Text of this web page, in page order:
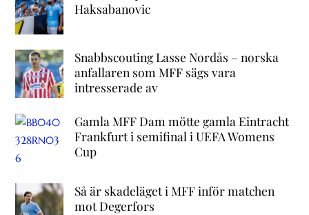
Haksabanovic
Snabbscouting Lasse Nordås – norska
anfallaren som MFF sägs vara
intresserade av
Gamla MFF Dam mötte gamla Eintracht
Frankfurt i semifinal i UEFA Womens
Cup
Så är skadeläget i MFF inför matchen
mot Degerfors